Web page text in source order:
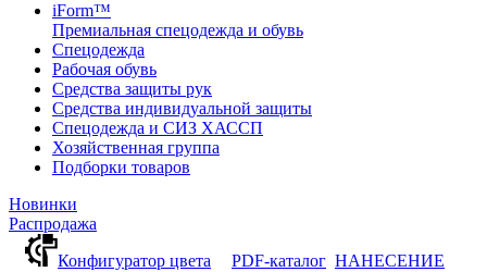
iForm™
Премиальная спецодежда и обувь
Спецодежда
Рабочая обувь
Средства защиты рук
Средства индивидуальной защиты
Спецодежда и СИЗ ХАССП
Хозяйственная группа
Подборки товаров
Новинки
Распродажа
Конфигуратор цвета
PDF-каталог НАНЕСЕНИЕ